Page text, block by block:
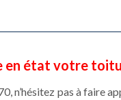
en état votre
n’hésitez pas à faire